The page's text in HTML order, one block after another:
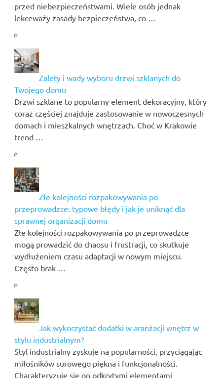
przed niebezpieczeństwami. Wiele osób jednak
lekceważy zasady bezpieczeństwa, co …
Zalety i wady wyboru drzwi szklanych do
Twojego domu
Drzwi szklane to popularny element dekoracyjny, który
coraz częściej znajduje zastosowanie w nowoczesnych
domach i mieszkalnych wnętrzach. Choć w Krakowie
trend …
Złe kolejności rozpakowywania po
przeprowadzce: typowe błędy i jak je uniknąć dla
sprawnej organizacji domu
Złe kolejności rozpakowywania po przeprowadzce
mogą prowadzić do chaosu i frustracji, co skutkuje
wydłużeniem czasu adaptacji w nowym miejscu.
Często brak …
Jak wykorzystać dodatki w aranżacji wnętrz w
stylu industrialnym?
Styl industrialny zyskuje na popularności, przyciągając
miłośników surowego piękna i funkcjonalności.
Charakteryzuje się on odkrytymi elementami